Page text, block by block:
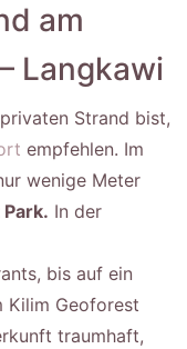
am
Langkawi
Strand bist,
empfehlen. Im
wenige Meter
In der
bis auf ein
Kilim Geoforest
traumhaft,